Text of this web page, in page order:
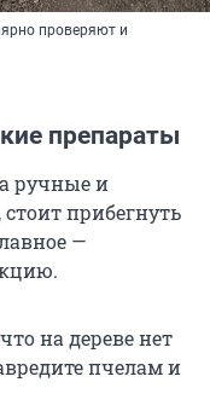
проверяют и
препараты
ручные и
прибегнуть
—
на дереве нет
пчелам и